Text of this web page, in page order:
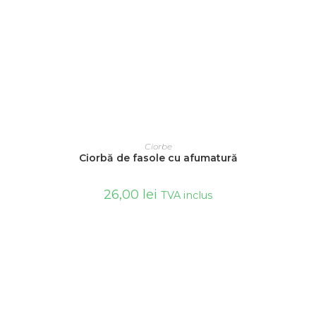
ADAUGĂ ÎN COȘ
Ciorbe
Ciorbă de fasole cu afumatură
26,00 lei TVA inclus